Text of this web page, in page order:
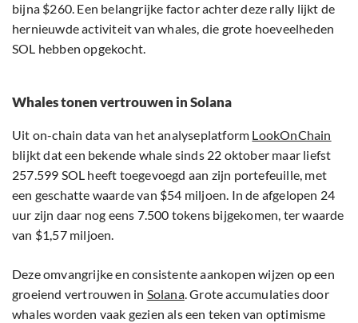
bijna $260. Een belangrijke factor achter deze rally lijkt de
hernieuwde activiteit van whales, die grote hoeveelheden
SOL hebben opgekocht.
Whales tonen vertrouwen in Solana
Uit on-chain data van het analyseplatform LookOnChain
blijkt dat een bekende whale sinds 22 oktober maar liefst
257.599 SOL heeft toegevoegd aan zijn portefeuille, met
een geschatte waarde van $54 miljoen. In de afgelopen 24
uur zijn daar nog eens 7.500 tokens bijgekomen, ter waarde
van $1,57 miljoen.
Deze omvangrijke en consistente aankopen wijzen op een
groeiend vertrouwen in Solana. Grote accumulaties door
whales worden vaak gezien als een teken van optimisme